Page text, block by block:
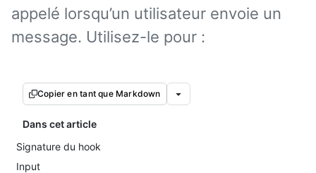
appelé lorsqu’un utilisateur envoie un
message. Utilisez-le pour :
Copier en tant que Markdown
Dans cet article
Signature du hook
Input